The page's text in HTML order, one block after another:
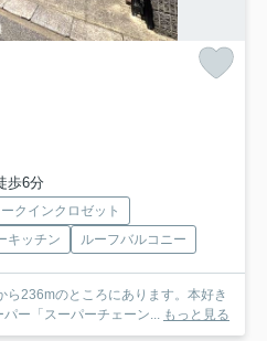
歩6分
クインクロゼット
キッチン ルーフバルコニー
ら236mのところにあります。本好き
ー「スーパーチェーン... もっと見る